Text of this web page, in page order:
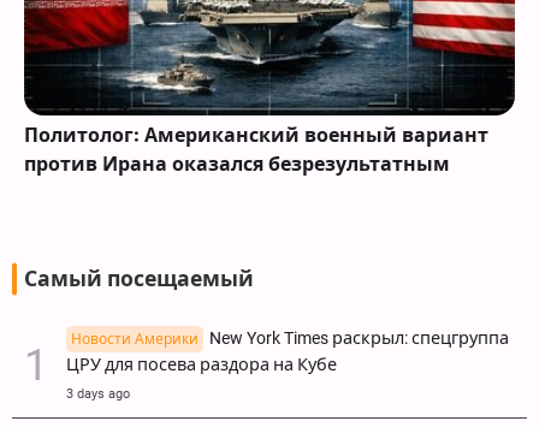
Политолог: Американский военный вариант
против Ирана оказался безрезультатным
Самый посещаемый
Новости Америки
New York Times раскрыл: спецгруппа
ЦРУ для посева раздора на Кубе
3 days ago